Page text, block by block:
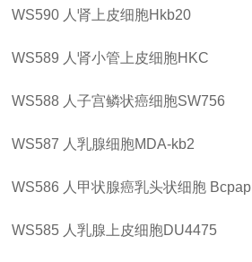
WS590 人肾上皮细胞Hkb20
WS589 人肾小管上皮细胞HKC
WS588 人子宫鳞状癌细胞SW756
WS587 人乳腺细胞MDA-kb2
WS586 人甲状腺癌乳头状细胞 Bcpap
WS585 人乳腺上皮细胞DU4475